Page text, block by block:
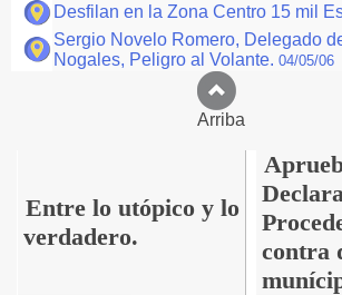
Desfilan en la Zona Centro 15 mil
Sergio Novelo Romero, Delegado
Nogales, Peligro al Volante. 04/05/06
Arriba
Entre lo utópico y lo
verdadero.
contra